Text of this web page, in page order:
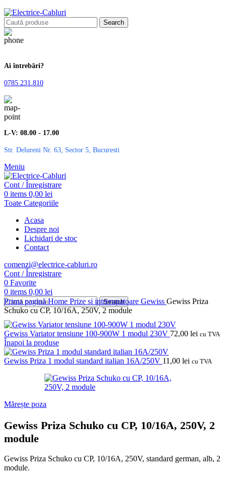
Search
Ai întrebări?
0785.231.810
L-V: 08.00 - 17.00
Str. Delureni Nr. 63, Sector 5, Bucuresti
Meniu
Cont / Înregistrare
0 items 0,00 lei
Toate Categoriile
Acasa
Despre noi
Lichidari de stoc
Contact
comenzi@electrice-cabluri.ro
Cont / Înregistrare
0 Favorite
0 items 0,00 lei
Search
Prima paginăHome Prize si intrerupatoare Gewiss Gewiss Priza
Schuko cu CP, 10/16A, 250V, 2 module
Gewiss Variator tensiune 100-900W 1 modul 230V 72,00 lei cu TVA
Înapoi la produse
Gewiss Priza 1 modul standard italian 16A/250V 11,00 lei cu TVA
Mărește poza
Gewiss Priza Schuko cu CP, 10/16A, 250V, 2
module
Gewiss Priza Schuko cu CP, 10/16A, 250V, standard german, alb, 2
module.